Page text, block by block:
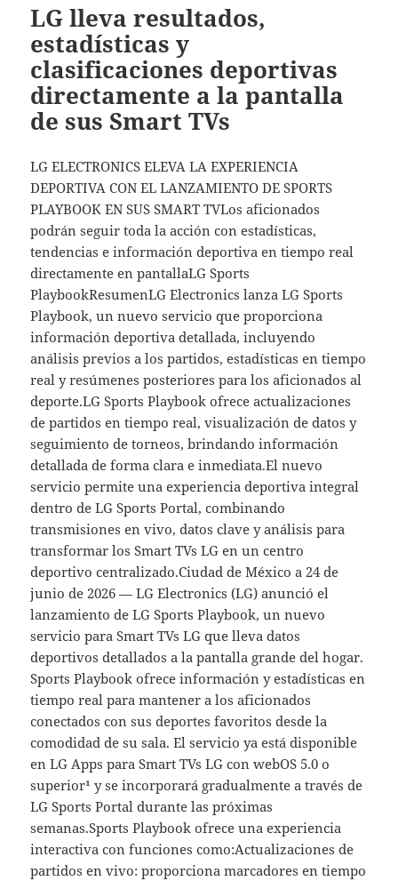
LG lleva resultados,
estadísticas y
clasificaciones deportivas
directamente a la pantalla
de sus Smart TVs
LG ELECTRONICS ELEVA LA EXPERIENCIA
DEPORTIVA CON EL LANZAMIENTO DE SPORTS
PLAYBOOK EN SUS SMART TVLos aficionados
podrán seguir toda la acción con estadísticas,
tendencias e información deportiva en tiempo real
directamente en pantallaLG Sports
PlaybookResumenLG Electronics lanza LG Sports
Playbook, un nuevo servicio que proporciona
información deportiva detallada, incluyendo
análisis previos a los partidos, estadísticas en tiempo
real y resúmenes posteriores para los aficionados al
deporte.LG Sports Playbook ofrece actualizaciones
de partidos en tiempo real, visualización de datos y
seguimiento de torneos, brindando información
detallada de forma clara e inmediata.El nuevo
servicio permite una experiencia deportiva integral
dentro de LG Sports Portal, combinando
transmisiones en vivo, datos clave y análisis para
transformar los Smart TVs LG en un centro
deportivo centralizado.Ciudad de México a 24 de
junio de 2026 — LG Electronics (LG) anunció el
lanzamiento de LG Sports Playbook, un nuevo
servicio para Smart TVs LG que lleva datos
deportivos detallados a la pantalla grande del hogar.
Sports Playbook ofrece información y estadísticas en
tiempo real para mantener a los aficionados
conectados con sus deportes favoritos desde la
comodidad de su sala. El servicio ya está disponible
en LG Apps para Smart TVs LG con webOS 5.0 o
superior¹ y se incorporará gradualmente a través de
LG Sports Portal durante las próximas
semanas.Sports Playbook ofrece una experiencia
interactiva con funciones como:Actualizaciones de
partidos en vivo: proporciona marcadores en tiempo